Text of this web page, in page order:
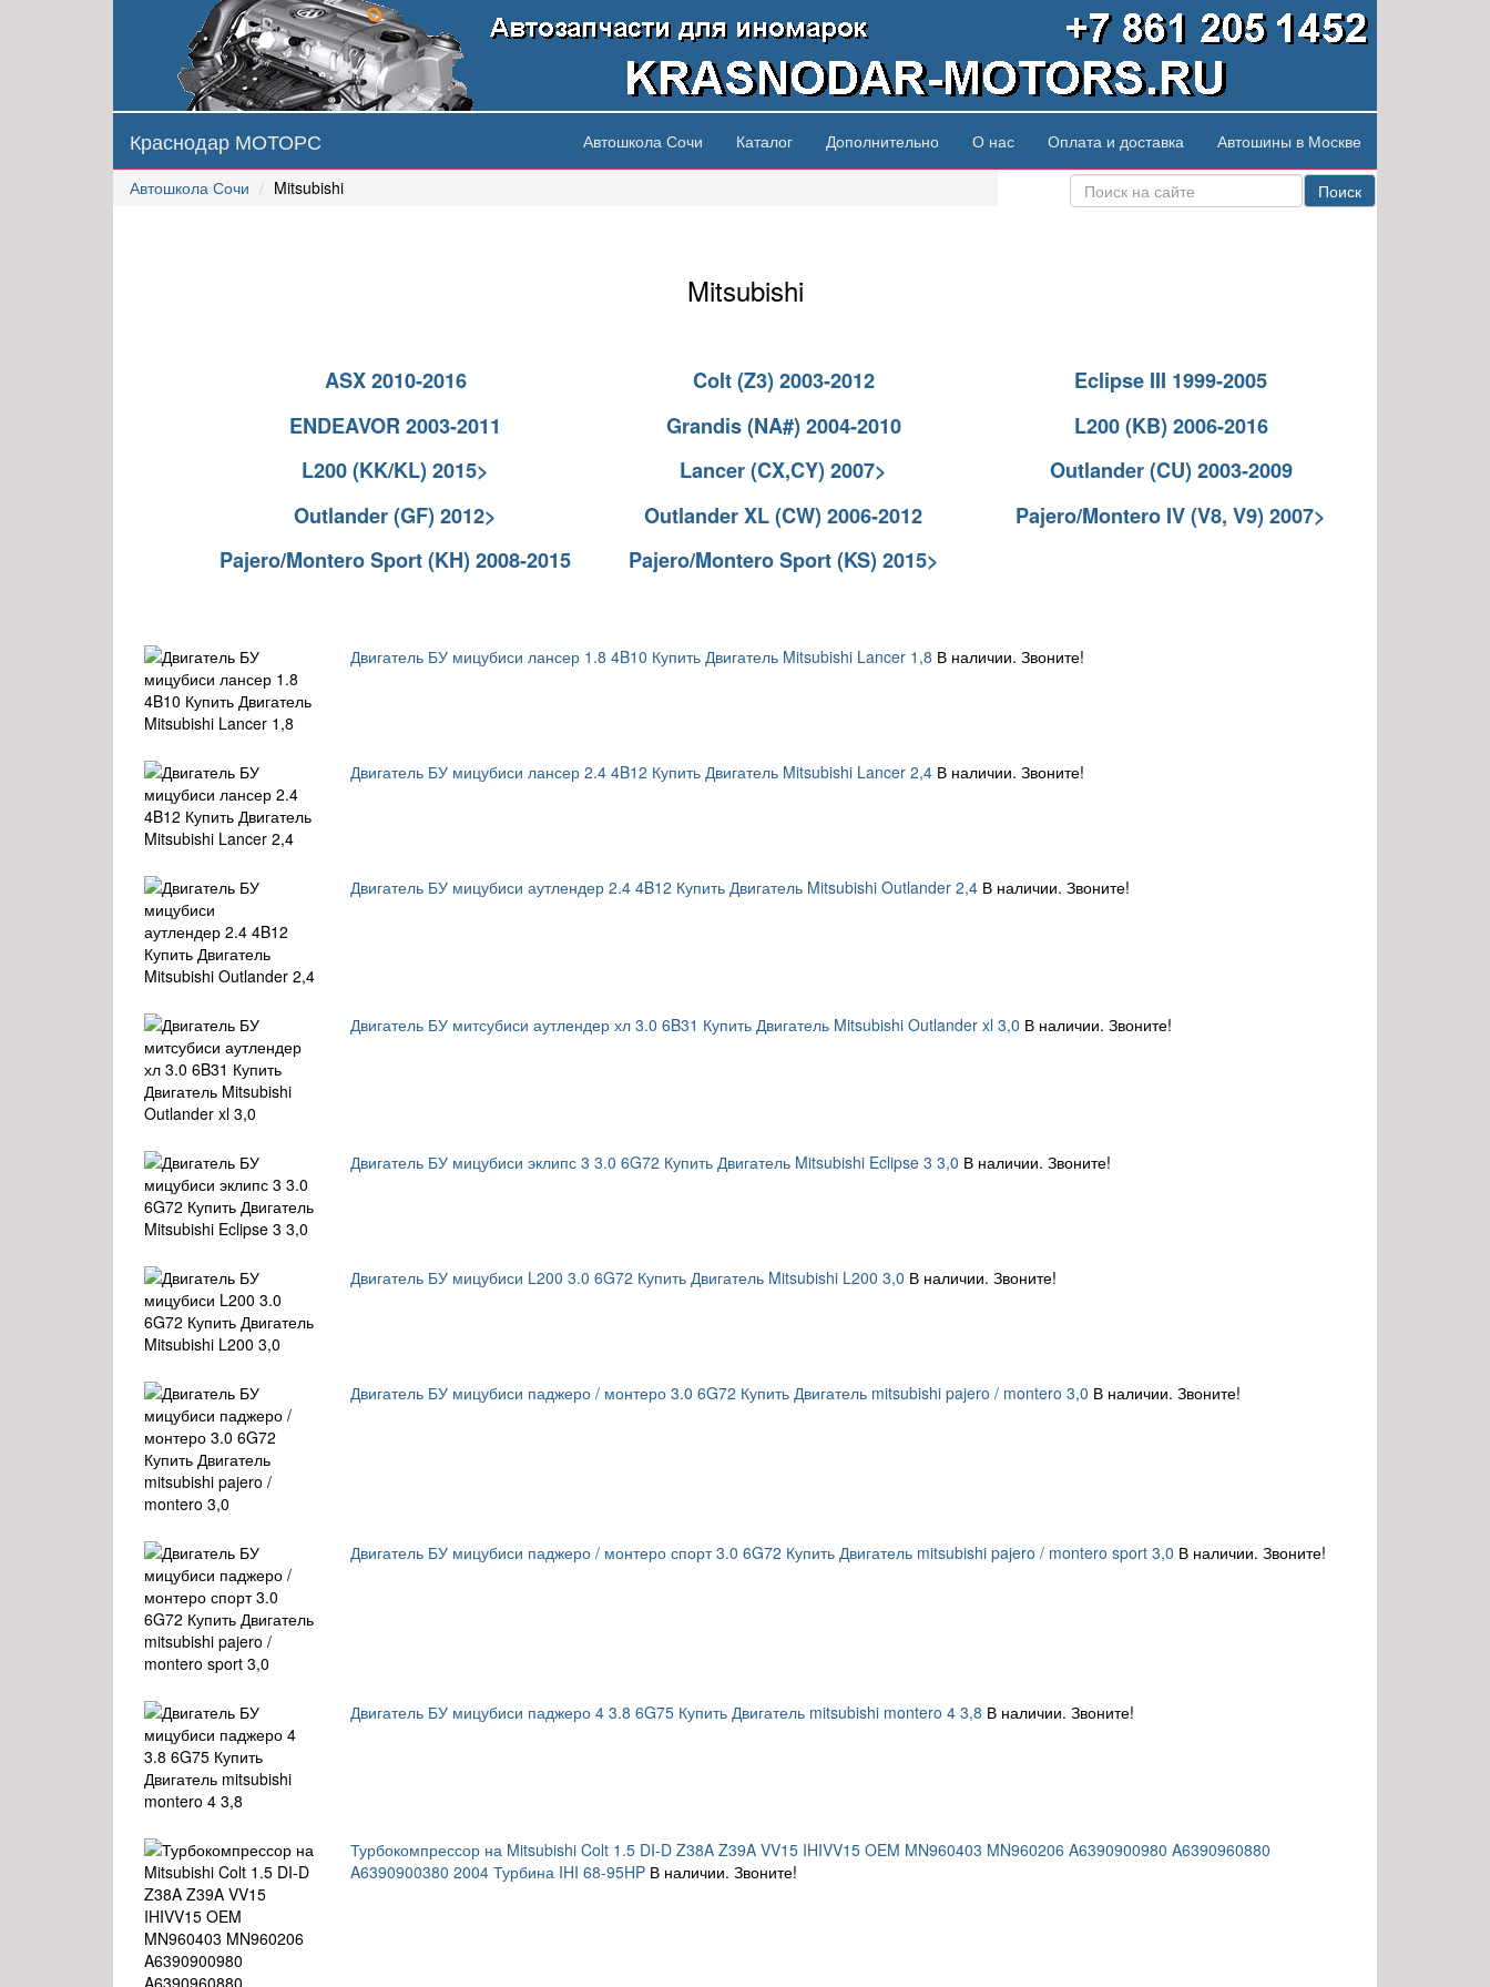
Краснодар МОТОРС Автошкола Сочи Каталог Дополнительно О нас Оплата и доставка Автошины в Москве
Автошкола Сочи Mitsubishi Поиск
Mitsubishi
ASX 2010-2016 Colt (Z3) 2003-2012
Eclipse III 1999-2005
ENDEAVOR 2003-2011
Grandis (NA#) 2004-2010
L200 (KB) 2006-2016
L200 (KK/KL) 2015>
Lancer (CX,CY) 2007>
Outlander (CU) 2003-2009
Outlander (GF) 2012>
Outlander XL (CW) 2006-2012
Pajero/Montero IV (V8, V9) 2007>
Pajero/Montero Sport (KH) 2008-2015
Pajero/Montero Sport (KS) 2015>
Двигатель БУ мицубиси лансер 1.8 4B10 Купить Двигатель Mitsubishi Lancer 1,8 В наличии. Звоните!
Двигатель БУ мицубиси лансер 2.4 4B12 Купить Двигатель Mitsubishi Lancer 2,4 В наличии. Звоните!
Двигатель БУ мицубиси аутлендер 2.4 4B12 Купить Двигатель Mitsubishi Outlander 2,4 В наличии. Звоните!
Двигатель БУ митсубиси аутлендер хл 3.0 6B31 Купить Двигатель Mitsubishi Outlander xl 3,0 В наличии. Звоните!
Двигатель БУ мицубиси эклипс 3 3.0 6G72 Купить Двигатель Mitsubishi Eclipse 3 3,0 В наличии. Звоните!
Двигатель БУ мицубиси L200 3.0 6G72 Купить Двигатель Mitsubishi L200 3,0 В наличии. Звоните!
Двигатель БУ мицубиси паджеро / монтеро 3.0 6G72 Купить Двигатель mitsubishi pajero / montero 3,0 В наличии. Звоните!
Двигатель БУ мицубиси паджеро / монтеро спорт 3.0 6G72 Купить Двигатель mitsubishi pajero / montero sport 3,0 В наличии. Звоните!
Двигатель БУ мицубиси паджеро 4 3.8 6G75 Купить Двигатель mitsubishi montero 4 3,8 В наличии. Звоните!
Турбокомпрессор на Mitsubishi Colt 1.5 DI-D Z38A Z39A VV15 IHIVV15 OEM MN960403 MN960206 A6390900980 A6390960880
A6390900380 2004 Турбина IHI 68-95HP В наличии. Звоните!